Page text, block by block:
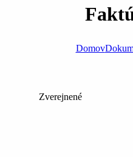
Domov
Zverejnené